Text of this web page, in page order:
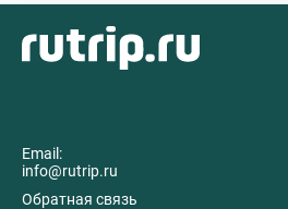
Email:
info@rutrip.ru
Обратная связь